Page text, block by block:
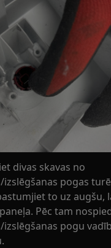
divas skavas no
izslēgšanas pogas
to uz augšu,
Pēc tam
izslēgšanas pogu